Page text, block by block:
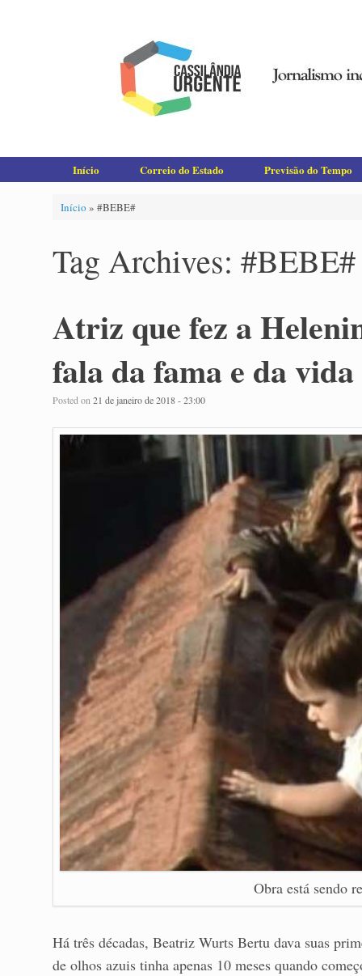
Início Correio do Estado Previsão do Tempo
Início » #BEBE#
Tag Archives: #BEBE#
Atriz que fez a
fala da fama e da
Posted on 21 de janeiro de 2018 - 23:00
Obra está sendo
Há três décadas, Beatriz Wurts Bertu dava suas
de olhos azuis tinha apenas 10 meses quando